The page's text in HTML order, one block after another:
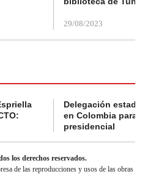
29/08/2023
Delegación
en Colombia para
presidencial
los derechos reservados.
de las reproducciones y usos de las obras